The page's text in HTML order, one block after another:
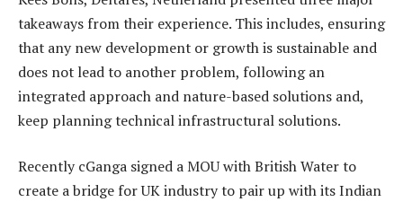
takeaways from their experience. This includes, ensuring
that any new development or growth is sustainable and
does not lead to another problem, following an
integrated approach and nature-based solutions and,
keep planning technical infrastructural solutions.
Recently cGanga signed a MOU with British Water to
create a bridge for UK industry to pair up with its Indian